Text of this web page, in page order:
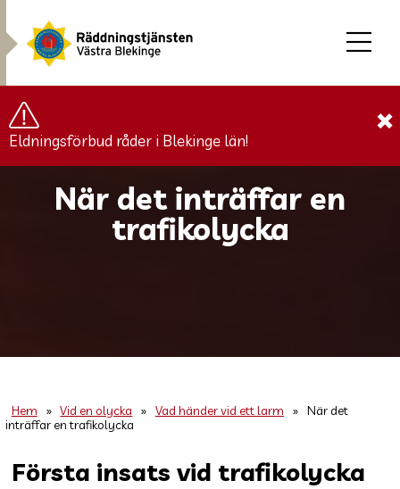
Eldningsförbud råder i Blekinge län!
×
När det inträffar en
trafikolycka
Hem » Vid en olycka » Vad händer vid ett larm » När det
inträffar en trafikolycka
Första insats vid trafikolycka